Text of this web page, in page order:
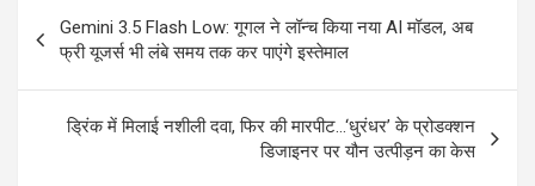
navigation
Gemini 3.5 Flash Low: गूगल ने लॉन्च किया नया AI मॉडल, अब
फ्री यूजर्स भी लंबे समय तक कर पाएंगे इस्तेमाल
ड्रिंक में मिलाई नशीली दवा, फिर की मारपीट…‘धुरंधर’ के प्रोडक्शन
डिजाइनर पर यौन उत्पीड़न का केस